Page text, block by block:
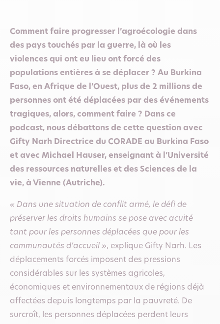
Comment faire progresser l’agroécologie dans
des pays touchés par la guerre, là où les
violences qui ont eu lieu ont forcé des
populations entières à se déplacer ? Au Burkina
Faso, en Afrique de l’Ouest, plus de 2 millions de
personnes ont été déplacées par des événements
tragiques, alors, comment faire ? Dans ce
podcast, nous débattons de cette question avec
Gifty Narh Directrice du CORADE au Burkina Faso
et avec Michael Hauser, enseignant à l’Université
des ressources naturelles et des Sciences de la
vie, à Vienne (Autriche).
« Dans une situation de conflit armé, le défi de
préserver les droits humains se pose avec acuité
tant pour les personnes déplacées que pour les
communautés d’accueil », explique Gifty Narh. Les
déplacements forcés imposent des pressions
considérables sur les systèmes agricoles,
économiques et environnementaux de régions déjà
affectées depuis longtemps par la pauvreté. De
surcroît, les personnes déplacées perdent leurs